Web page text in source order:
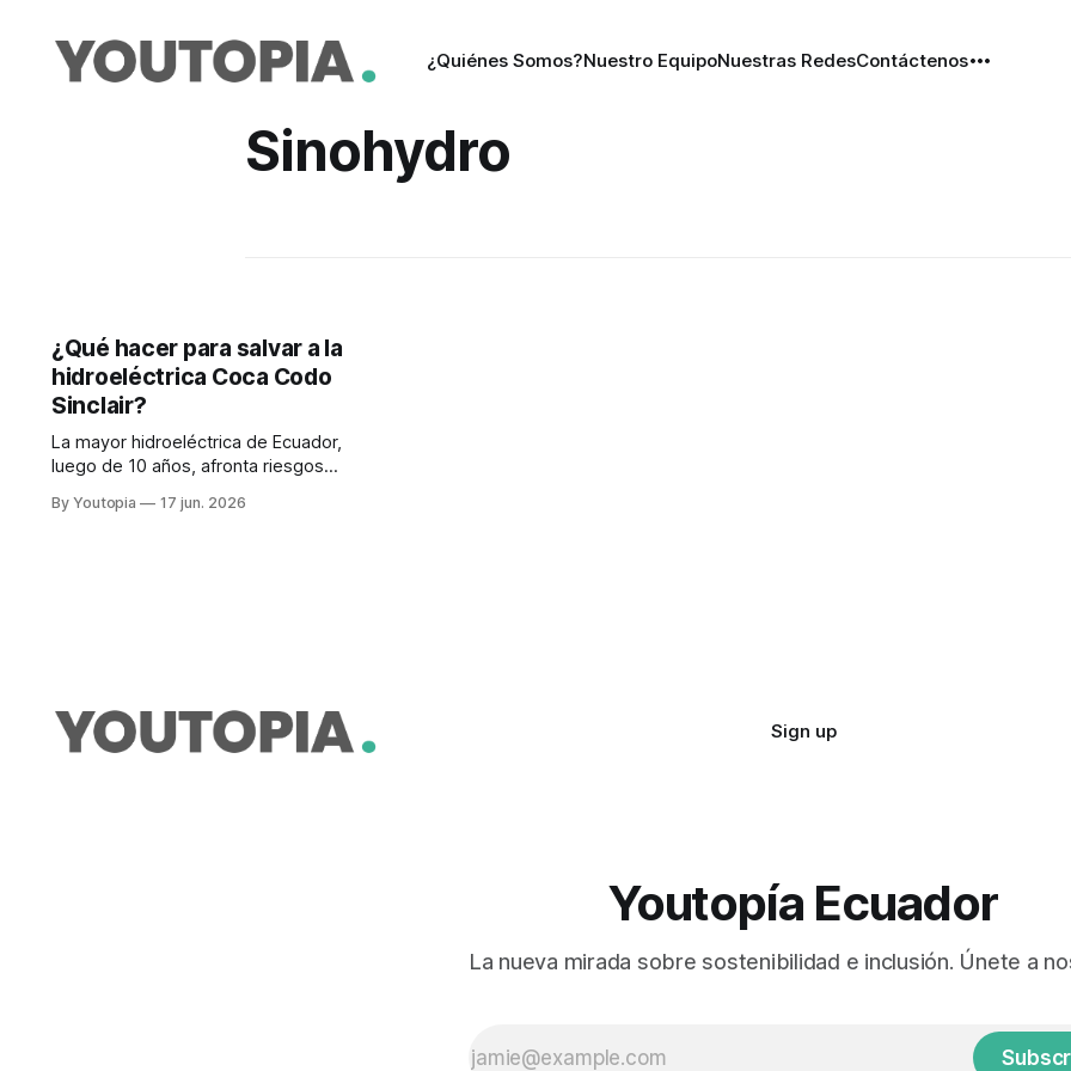
¿Quiénes Somos?Nuestro EquipoNuestras RedesContáctenos
Sinohydro
¿Qué hacer para salvar a la
hidroeléctrica Coca Codo
Sinclair?
La mayor hidroeléctrica de Ecuador,
luego de 10 años, afronta riesgos
técnicos y decisiones clave sobre
By Youtopia 17 jun. 2026
Sign up
Youtopía Ecuador
La nueva mirada sobre sostenibilidad e inclusión. Únete a